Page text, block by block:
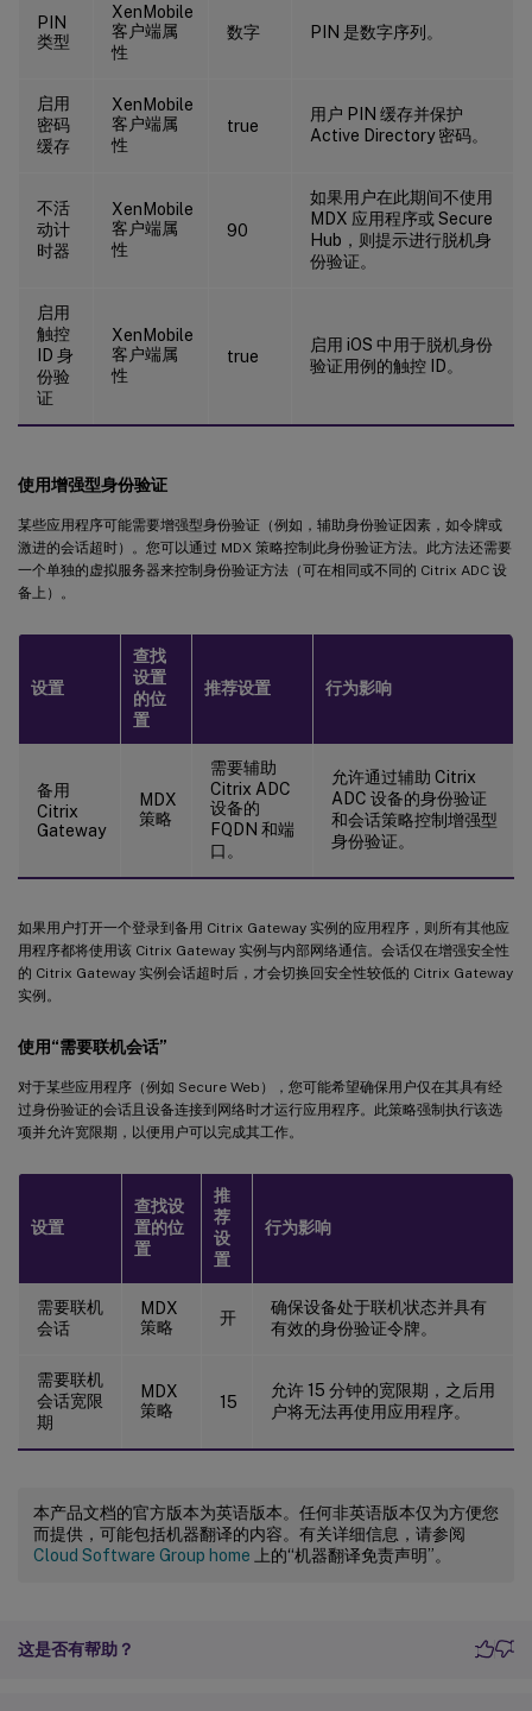
PIN
类型
XenMobile
客户端属
性
数字 PIN 是数字序列。
启用
密码
缓存
XenMobile
客户端属
性
true
用户 PIN 缓存并保护
Active Directory 密码。
不活
动计
时器
XenMobile
客户端属
性
90
如果用户在此期间不使用
MDX 应用程序或 Secure
Hub，则提示进行脱机身
份验证。
启用
触控
ID 身
份验
证
XenMobile
客户端属
性
true
启用 iOS 中用于脱机身份
验证用例的触控 ID。
使用增强型身份验证
某些应用程序可能需要增强型身份验证（例如，辅助身份验证因素，如令牌或
激进的会话超时）。您可以通过 MDX 策略控制此身份验证方法。此方法还需要
一个单独的虚拟服务器来控制身份验证方法（可在相同或不同的 Citrix ADC 设
备上）。
设置
查找
设置
的位
置
推荐设置 行为影响
备用
Citrix
Gateway
MDX
策略
需要辅助
Citrix ADC
设备的
FQDN 和端
口。
允许通过辅助 Citrix
ADC 设备的身份验证
和会话策略控制增强型
身份验证。
如果用户打开一个登录到备用 Citrix Gateway 实例的应用程序，则所有其他应
用程序都将使用该 Citrix Gateway 实例与内部网络通信。会话仅在增强安全性
的 Citrix Gateway 实例会话超时后，才会切换回安全性较低的 Citrix Gateway
实例。
使用“需要联机会话”
对于某些应用程序（例如 Secure Web），您可能希望确保用户仅在其具有经
过身份验证的会话且设备连接到网络时才运行应用程序。此策略强制执行该选
项并允许宽限期，以便用户可以完成其工作。
设置
查找设
置的位
置
推
荐
设
置
行为影响
需要联机
会话
MDX
策略
开
确保设备处于联机状态并具有
有效的身份验证令牌。
需要联机
会话宽限
期
MDX
策略
15
允许 15 分钟的宽限期，之后用
户将无法再使用应用程序。
本产品文档的官方版本为英语版本。任何非英语版本仅为方便您
而提供，可能包括机器翻译的内容。有关详细信息，请参阅
Cloud Software Group home 上的“机器翻译免责声明”。
这是否有帮助？